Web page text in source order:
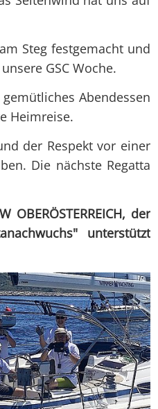
Steg festgemacht und
GSC Woche.
Abendessen
Heimreise.
der Respekt vor einer
Die nächste Regatta
OBERÖSTERREICH, der
unterstützt